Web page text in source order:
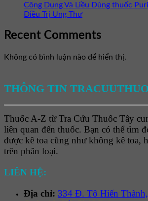
Công Dụng Và Liều Dùng thuốc
Điều Trị Ung Thư
Recent Comments
Không có bình luận nào để hiển thị.
THÔNG TIN
Thuốc A-Z từ Tra Cứu Thuốc Tây
liên quan đến thuốc. Bạn có thể tìm
được kê toa cũng như không kê toa,
trên phân loại.
LIÊN HỆ:
Địa chỉ: 334 Đ. Tô Hiến